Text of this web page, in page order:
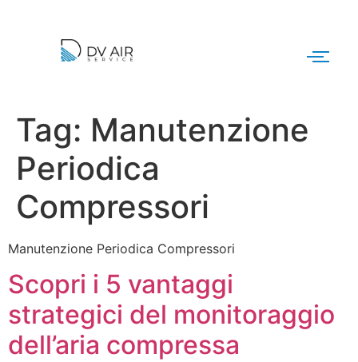
Tag: Manutenzione
Periodica
Compressori
Manutenzione Periodica Compressori
Scopri i 5 vantaggi
strategici del monitoraggio
dell’aria compressa